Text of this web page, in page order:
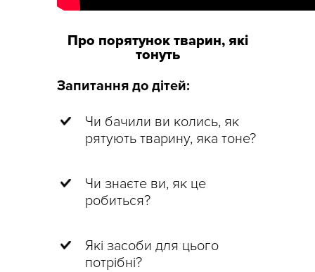
Про порятунок тварин, які
тонуть
Запитання до дітей:
Чи бачили ви колись, як
рятують тварину, яка тоне?
Чи знаєте ви, як це
робиться?
Які засоби для цього
потрібні?